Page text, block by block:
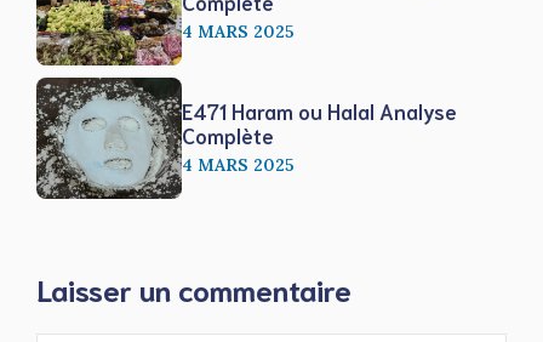
4 MARS 2025
E471 Haram ou Halal Analyse
Complète
4 MARS 2025
Laisser un commentaire